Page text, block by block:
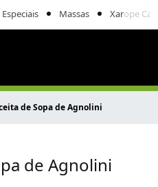
Massas Xarope
de Sopa de Agnolini
de Agnolini